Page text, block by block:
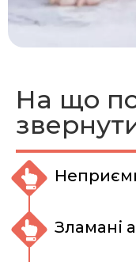
На що
Зламані